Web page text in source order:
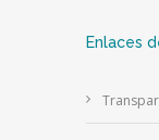
Enlaces